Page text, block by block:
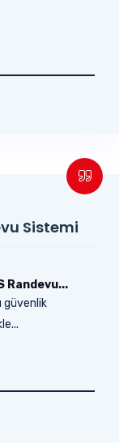
Sistemi
Randevu...
güvenlik